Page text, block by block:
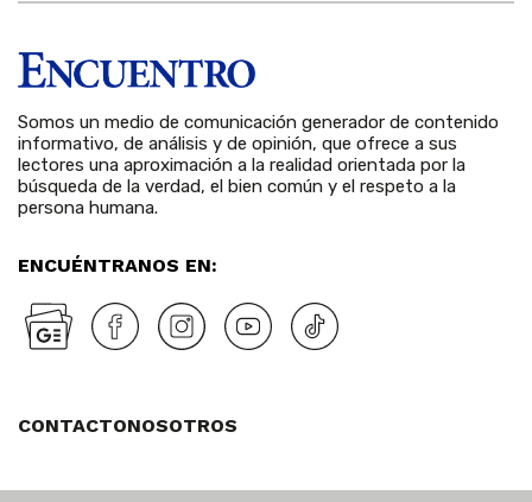
Somos un medio de comunicación generador de contenido
informativo, de análisis y de opinión, que ofrece a sus
lectores una aproximación a la realidad orientada por la
búsqueda de la verdad, el bien común y el respeto a la
persona humana.
ENCUÉNTRANOS EN:
CONTACTONOSOTROS